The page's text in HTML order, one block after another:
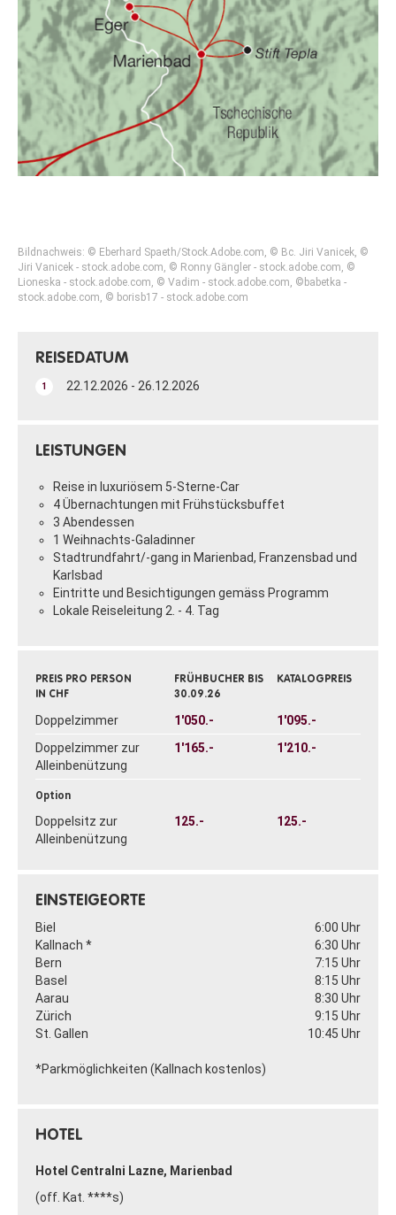
Bildnachweis: © Eberhard Spaeth/Stock.Adobe.com, © Bc. Jiri Vanicek, ©
Jiri Vanicek - stock.adobe.com, © Ronny Gängler - stock.adobe.com, ©
Lioneska - stock.adobe.com, © Vadim - stock.adobe.com, ©babetka -
stock.adobe.com, © borisb17 - stock.adobe.com
REISEDATUM
1 22.12.2026 - 26.12.2026
LEISTUNGEN
Reise in luxuriösem 5-Sterne-Car
4 Übernachtungen mit Frühstücksbuffet
3 Abendessen
1 Weihnachts-Galadinner
Stadtrundfahrt/-gang in Marienbad, Franzensbad und
Karlsbad
Eintritte und Besichtigungen gemäss Programm
Lokale Reiseleitung 2. - 4. Tag
PREIS PRO PERSON
IN CHF
FRÜHBUCHER BIS
30.09.26
KATALOGPREIS
Doppelzimmer 1'050.-
1'095.-
Doppelzimmer zur
Alleinbenützung
1'165.- 1'210.-
Option
Doppelsitz zur
Alleinbenützung
125.- 125.-
EINSTEIGEORTE
Biel
6:00 Uhr
Kallnach *
6:30 Uhr
Bern
7:15 Uhr
Basel
8:15 Uhr
Aarau
8:30 Uhr
Zürich
9:15 Uhr
St. Gallen
10:45 Uhr
*Parkmöglichkeiten (Kallnach kostenlos)
HOTEL
Hotel Centralni Lazne, Marienbad
(off. Kat. ****s)